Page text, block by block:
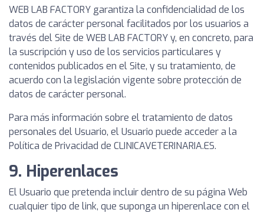
WEB LAB FACTORY garantiza la confidencialidad de los
datos de carácter personal facilitados por los usuarios a
través del Site de WEB LAB FACTORY y, en concreto, para
la suscripción y uso de los servicios particulares y
contenidos publicados en el Site, y su tratamiento, de
acuerdo con la legislación vigente sobre protección de
datos de carácter personal.
Para más información sobre el tratamiento de datos
personales del Usuario, el Usuario puede acceder a la
Política de Privacidad de CLINICAVETERINARIA.ES.
9. Hiperenlaces
El Usuario que pretenda incluir dentro de su página Web
cualquier tipo de link, que suponga un hiperenlace con el